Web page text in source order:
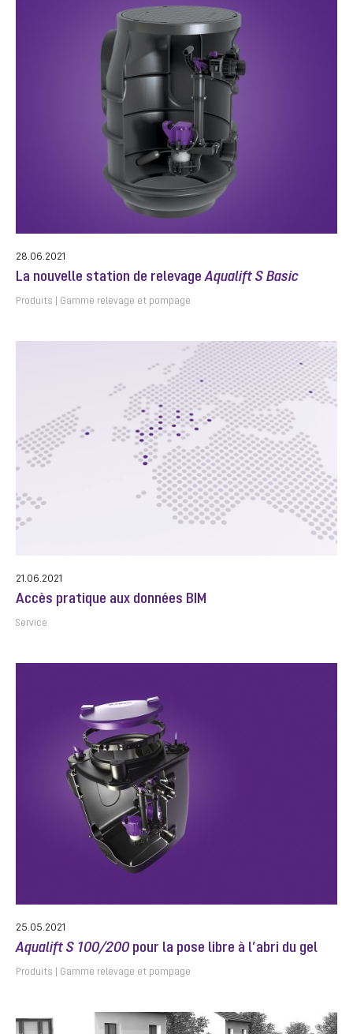
28.06.2021
La nouvelle station de relevageAqualift S Basic
Produits Gamme relevage et pompage
21.06.2021
Accès pratique aux données BIM
Service
25.05.2021
Aqualift S 100/200 pour la pose libre à l’abri du gel
Produits Gamme relevage et pompage